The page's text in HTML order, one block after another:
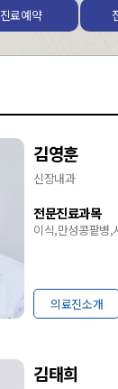
진료예약
김영훈
신장내과
전문진료과목
이식,만성콩팥병,
의료진소개
김태희